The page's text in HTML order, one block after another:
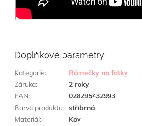
Doplňkové parametry
Kategorie:
Rámečky na fotky
Záruka:
2 roky
EAN:
028295432993
Barva produktu: stříbrná
Materiál:
Kov